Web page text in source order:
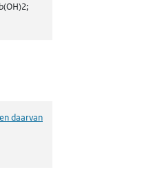
daarvan